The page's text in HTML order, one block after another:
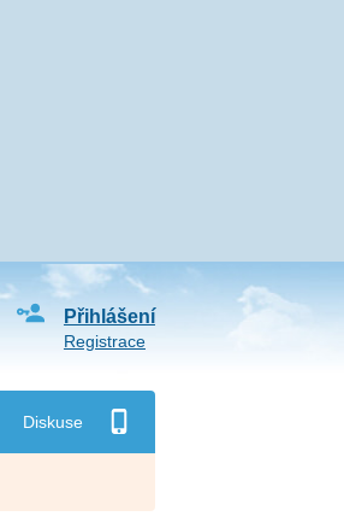
Diskuse
Přihlášení
Registrace